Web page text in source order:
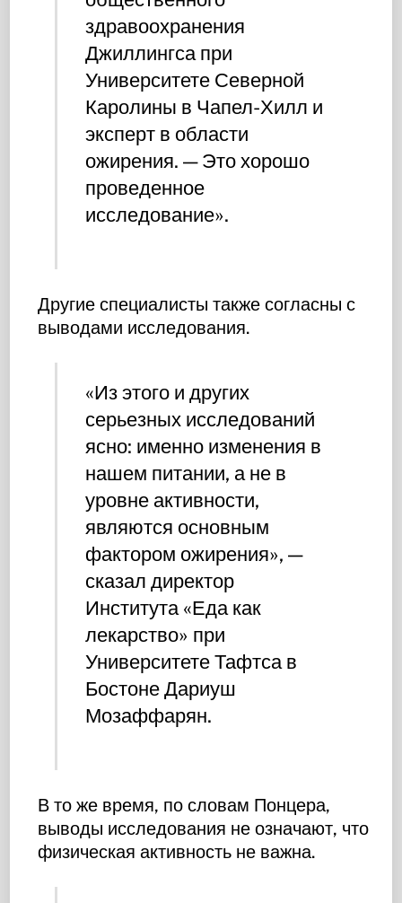
здравоохранения
Джиллингса при
Университете Северной
Каролины в Чапел-Хилл и
эксперт в области
ожирения. — Это хорошо
проведенное
исследование».
Другие специалисты также согласны с
выводами исследования.
«Из этого и других
серьезных исследований
ясно: именно изменения в
нашем питании, а не в
уровне активности,
являются основным
фактором ожирения», —
сказал директор
Института «Еда как
лекарство» при
Университете Тафтса в
Бостоне Дариуш
Мозаффарян.
В то же время, по словам Понцера,
выводы исследования не означают, что
физическая активность не важна.